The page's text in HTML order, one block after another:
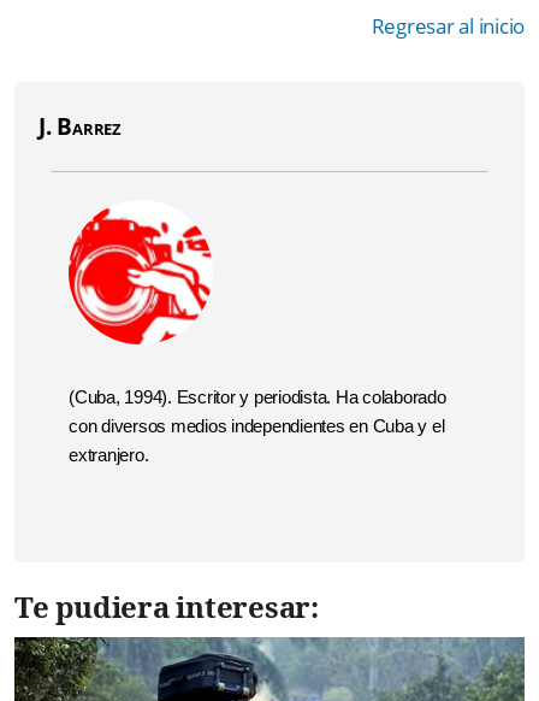
Regresar al inicio
J. Barrez
(Cuba, 1994). Escritor y periodista. Ha colaborado
con diversos medios independientes en Cuba y el
extranjero.
Te pudiera interesar: